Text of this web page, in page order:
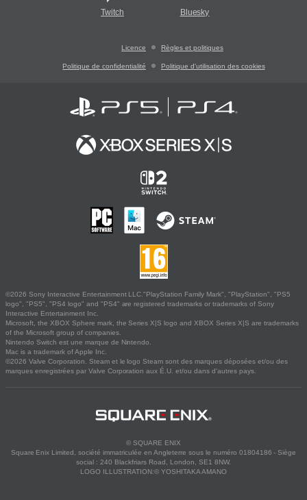
Twitch Bluesky
Licence Règles et politiques
Politique de confidentialité Politique d'utilisation des cookies
©2026 Sony Interactive Entertainment LLC."PlayStation Family Mark", "PlayStation", "PS5
logo", "PS5", "PS4 logo" and "PS4" are registered trademarks or trademarks of Sony
Interactive Entertainment Inc.
Microsoft, the XBOX Sphere mark, the Series X|S logo and XBOX Series X|S are trademarks
of the Microsoft group of companies.
Nintendo Switch est une marque de Nintendo.
Mac is a trademark of Apple Inc.
©2026 Valve Corporation. Steam et le logo Steam sont des marques déposées et/ou des
marques enregistrées par Valve Corporation aux É.U. et/ou dans d'autres pays.
© SQUARE ENIX
Square Enix Limited, société immatriculée en Angleterre sous le numéro 01804186 - Siège
social : 240 Blackfriars Road, London, SE1 8NW.
LOGO ILLUSTRATION:© YOSHITAKA AMANO